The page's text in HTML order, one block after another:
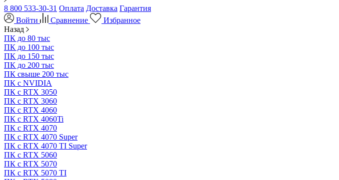
8 800 533-30-31 Оплата Доставка Гарантия
Войти
Сравнение
Избранное
Назад
ПК до 80 тыс
ПК до 100 тыс
ПК до 150 тыс
ПК до 200 тыс
ПК свыше 200 тыс
ПК с NVIDIA
ПК с RTX 3050
ПК с RTX 3060
ПК с RTX 4060
ПК с RTX 4060Ti
ПК с RTX 4070
ПК с RTX 4070 Super
ПК с RTX 4070 TI Super
ПК с RTX 5060
ПК с RTX 5070
ПК с RTX 5070 TI